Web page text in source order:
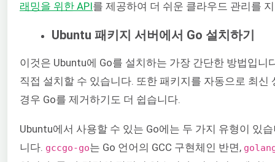
래밍을 위한 API를 제공하여 더 쉬운 클라우드 관리를
Ubuntu 패키지 서버에서 Go 설치하기
이것은 Ubuntu에 Go를 설치하는 가장 간단한 방법입니
직접 설치할 수 있습니다. 또한 패키지를 자동으로 최신
경우 Go를 제거하기도 더 쉽습니다.
Ubuntu에서 사용할 수 있는 Go에는 두 가지 유형이 있
니다. gccgo-go는 Go 언어의 GCC 구현체인 반면,